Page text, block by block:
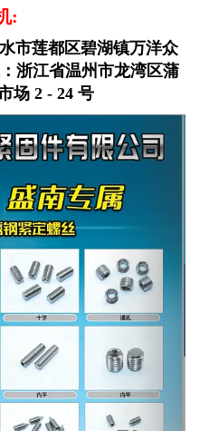
:
市莲都区碧湖镇万洋众
浙江省温州市龙湾区蒲
场 2 - 24 号